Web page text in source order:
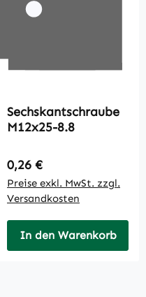
Sechskantschraube
M12x25-8.8
Regulärer Preis:
0,26 €
Preise exkl. MwSt. zzgl.
Versandkosten
In den Warenkorb